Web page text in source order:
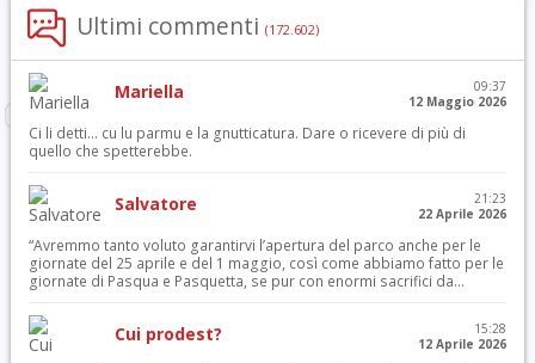
Ultimi commenti (172.602)
Mariella
09:37
12 Maggio 2026
Ci li detti… cu lu parmu e la gnutticatura. Dare o ricevere di più di
quello che spetterebbe.
Salvatore
21:23
22 Aprile 2026
“Avremmo tanto voluto garantirvi l’apertura del parco anche per le
giornate del 25 aprile e del 1 maggio, così come abbiamo fatto per le
giornate di Pasqua e Pasquetta, se pur con enormi sacrifici da...
Cui prodest?
15:28
12 Aprile 2026